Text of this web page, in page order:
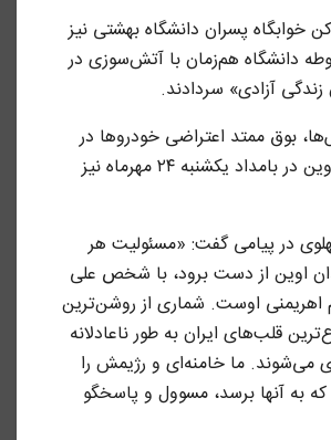
خوابگاه پسران دانشگاه بهشتی نیز
دانشگاه هم‌زمان با آتش‌سوزی در
آزادی» سردادند.
بوق ممتد اعتراضی خودروها در
نزدیکی زندان اوین در بامداد یکشنبه ۲۴ مهرماه نیز
در پیامی گفت: «مسئولیت هر
اوین از دست برود، با شخص علی
اهریمنی اوست. شماری از روشن‌ترین
قلب‌های ایران به طور ناعادلانه
می‌شوند. ما خامنه‌ای و رژیمش را
به آنها برسد، مسوول و پاسخگو